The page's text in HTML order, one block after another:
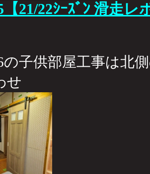
【21/22ｼｰｽﾞﾝ 滑走レ
の子供部屋工事は北
せ